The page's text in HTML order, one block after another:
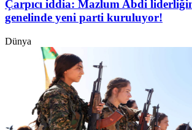
Çarpıcı iddia: Mazlum Abdi
genelinde yeni parti kuruluyor!
Dünya